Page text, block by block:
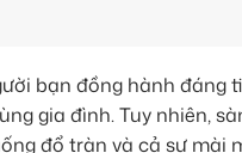
bạn đồng hành
gia đình. Tuy nhiên,
đổ tràn và cả sự mài